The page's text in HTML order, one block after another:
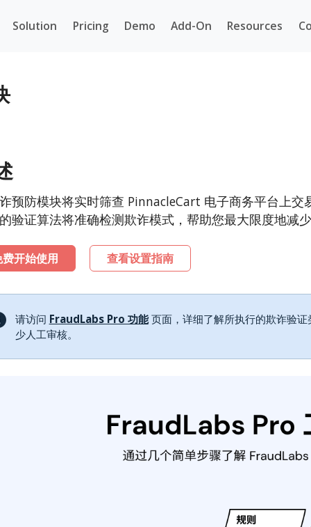
Solution Pricing Demo Add-On Resources
预防模块将实时筛查 PinnacleCart 电子商务平台上
验证算法将准确检测欺诈模式，帮助您最大限度地减
费开始使用 查看设置指南
请访问 FraudLabs Pro 功能页面，详细了解所执行的欺诈验
少人工审核。